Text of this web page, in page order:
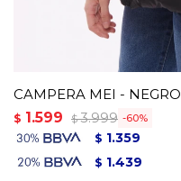
CAMPERA MEI - NEGRO
$ 1.599 $ 3.999 60
$ 1.359
$ 1.439